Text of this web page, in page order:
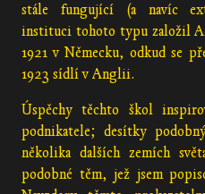
stále fungující (a navíc
instituci tohoto typu založil
1921 v Německu, odkud se
1923 sídlí v Anglii.
Úspěchy těchto škol
podnikatele; desítky
několika dalších zemích
podobné těm, jež jsem